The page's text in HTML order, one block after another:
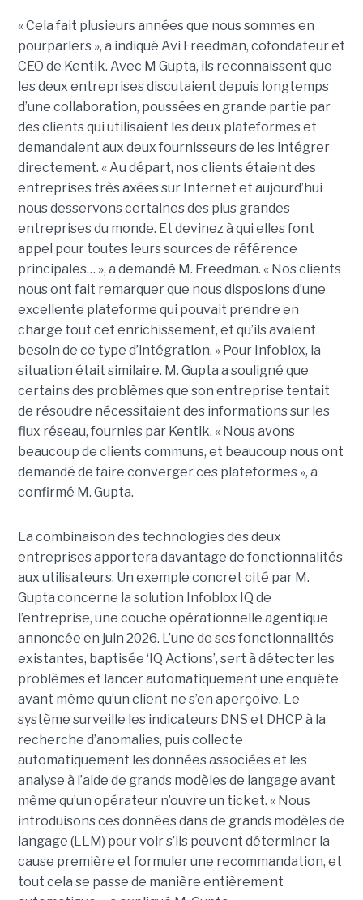
« Cela fait plusieurs années que nous sommes en
pourparlers », a indiqué Avi Freedman, cofondateur et
CEO de Kentik. Avec M Gupta, ils reconnaissent que
les deux entreprises discutaient depuis longtemps
d’une collaboration, poussées en grande partie par
des clients qui utilisaient les deux plateformes et
demandaient aux deux fournisseurs de les intégrer
directement. « Au départ, nos clients étaient des
entreprises très axées sur Internet et aujourd’hui
nous desservons certaines des plus grandes
entreprises du monde. Et devinez à qui elles font
appel pour toutes leurs sources de référence
principales… », a demandé M. Freedman. « Nos clients
nous ont fait remarquer que nous disposions d’une
excellente plateforme qui pouvait prendre en
charge tout cet enrichissement, et qu’ils avaient
besoin de ce type d’intégration. » Pour Infoblox, la
situation était similaire. M. Gupta a souligné que
certains des problèmes que son entreprise tentait
de résoudre nécessitaient des informations sur les
flux réseau, fournies par Kentik. « Nous avons
beaucoup de clients communs, et beaucoup nous ont
demandé de faire converger ces plateformes », a
confirmé M. Gupta.
La combinaison des technologies des deux
entreprises apportera davantage de fonctionnalités
aux utilisateurs. Un exemple concret cité par M.
Gupta concerne la solution Infoblox IQ de
l’entreprise, une couche opérationnelle agentique
annoncée en juin 2026. L’une de ses fonctionnalités
existantes, baptisée ‘IQ Actions’, sert à détecter les
problèmes et lancer automatiquement une enquête
avant même qu’un client ne s’en aperçoive. Le
système surveille les indicateurs DNS et DHCP à la
recherche d’anomalies, puis collecte
automatiquement les données associées et les
analyse à l’aide de grands modèles de langage avant
même qu’un opérateur n’ouvre un ticket. « Nous
introduisons ces données dans de grands modèles de
langage (LLM) pour voir s’ils peuvent déterminer la
cause première et formuler une recommandation, et
tout cela se passe de manière entièrement